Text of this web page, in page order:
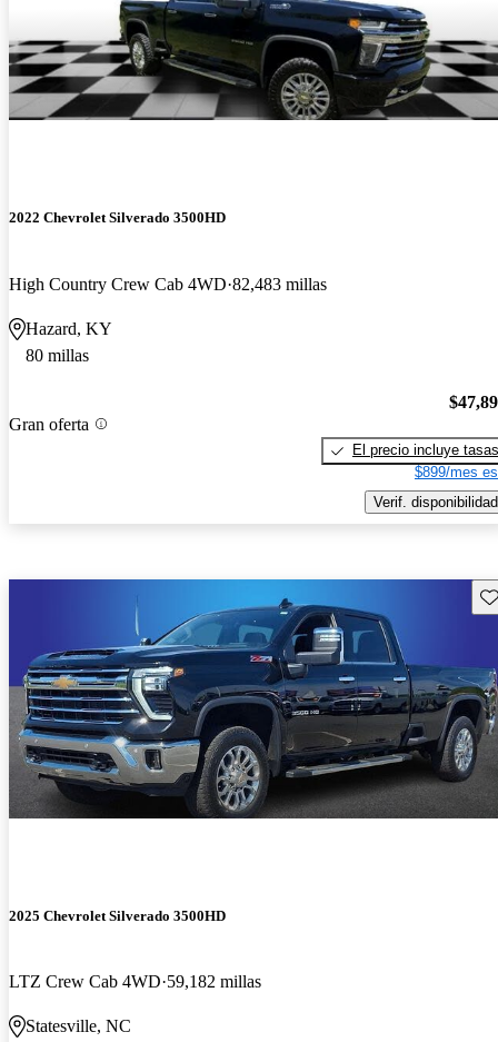
2022 Chevrolet Silverado 3500HD
High Country Crew Cab 4WD 82,483 millas
Hazard, KY
80 millas
Gran oferta
El precio incluye tasas
$899/mes
Verif. disponibilidad
2025 Chevrolet Silverado 3500HD
LTZ Crew Cab 4WD 59,182 millas
Statesville, NC